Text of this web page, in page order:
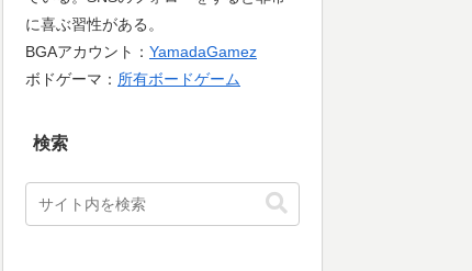
に喜ぶ習性がある。
BGAアカウント： YamadaGamez
ボドゲーマ： 所有ボードゲーム
検索